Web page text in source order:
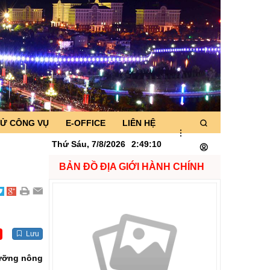
CÔNG VỤ E-OFFICE LIÊN HỆ
Thứ Sáu, 7/8/2026 2:49:11
Lưu
nông
BẢN ĐỒ ĐỊA GIỚI HÀNH CHÍNH